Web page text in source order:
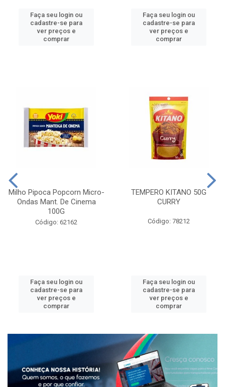
Faça seu login ou
cadastre-se para
ver preços e
comprar
Faça seu login ou
cadastre-se para
ver preços e
comprar
Milho Pipoca Popcorn Micro-
Ondas Mant. De Cinema
100G
Código: 62162
Faça seu login ou
cadastre-se para
ver preços e
comprar
TEMPERO KITANO 50G
CURRY
Código: 78212
Faça seu login ou
cadastre-se para
ver preços e
comprar